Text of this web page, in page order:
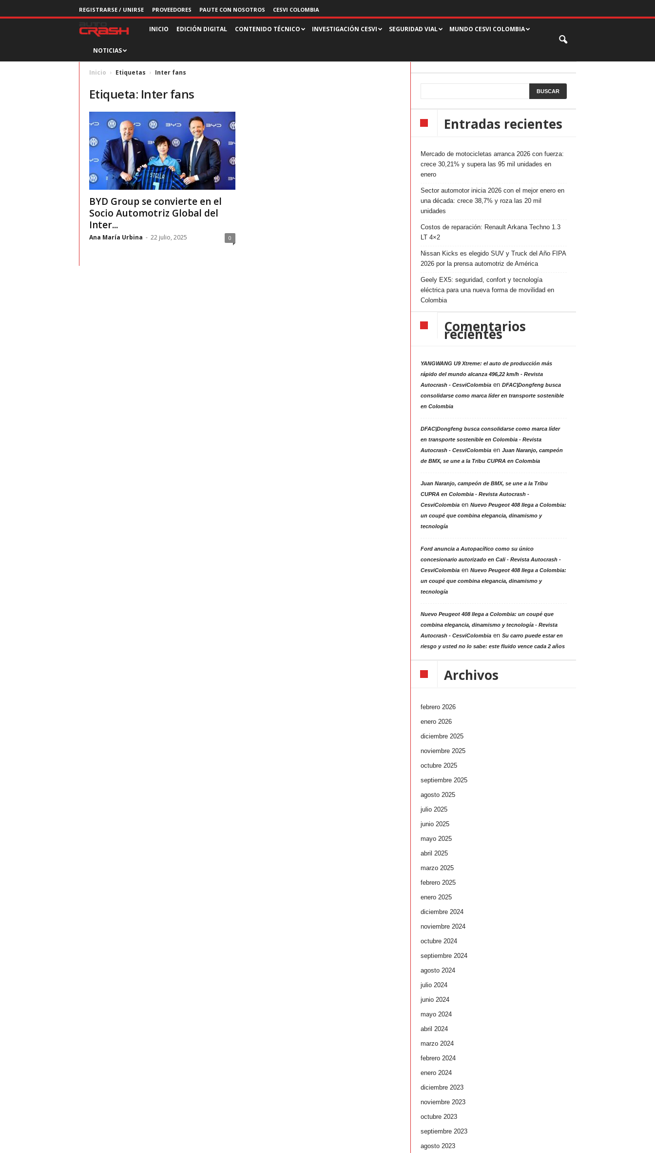
REGISTRARSE / UNIRSE PROVEEDORES PAUTE CON NOSOTROS CESVI COLOMBIA
v
i
a
A
u
INICIO EDICIÓN DIGITAL CONTENIDO TÉCNICO INVESTIGACIÓN CESVI SEGURIDAD VIAL MUNDO CESVI COLOMBIA
NOTICIAS
Inicio Etiquetas Inter fans
Etiqueta: Inter fans
BYD Group se convierte en el
Socio Automotriz Global del
Inter...
Ana María Urbina - 22 julio, 2025 0
Entradas recientes
Mercado de motocicletas arranca 2026 con fuerza:
crece 30,21% y supera las 95 mil unidades en
enero
Sector automotor inicia 2026 con el mejor enero en
una década: crece 38,7% y roza las 20 mil
unidades
Costos de reparación: Renault Arkana Techno 1.3
LT 4×2
Nissan Kicks es elegido SUV y Truck del Año FIPA
2026 por la prensa automotriz de América
Geely EX5: seguridad, confort y tecnología
eléctrica para una nueva forma de movilidad en
Colombia
Comentarios
recientes
YANGWANG U9 Xtreme: el auto de producción más
rápido del mundo alcanza 496,22 km/h - Revista
Autocrash - CesviColombiaen DFAC|Dongfeng busca
consolidarse como marca líder en transporte sostenible
en Colombia
DFAC|Dongfeng busca consolidarse como marca líder
en transporte sostenible en Colombia - Revista
Autocrash - CesviColombiaen Juan Naranjo, campeón
de BMX, se une a la Tribu CUPRA en Colombia
Juan Naranjo, campeón de BMX, se une a la Tribu
CUPRA en Colombia - Revista Autocrash -
CesviColombiaen Nuevo Peugeot 408 llega a Colombia:
un coupé que combina elegancia, dinamismo y
tecnología
Ford anuncia a Autopacífico como su único
concesionario autorizado en Cali - Revista Autocrash -
CesviColombiaen Nuevo Peugeot 408 llega a Colombia:
un coupé que combina elegancia, dinamismo y
tecnología
Nuevo Peugeot 408 llega a Colombia: un coupé que
combina elegancia, dinamismo y tecnología - Revista
Autocrash - CesviColombiaen Su carro puede estar en
riesgo y usted no lo sabe: este fluido vence cada 2 años
Archivos
febrero 2026
enero 2026
diciembre 2025
noviembre 2025
octubre 2025
septiembre 2025
agosto 2025
julio 2025
junio 2025
mayo 2025
abril 2025
marzo 2025
febrero 2025
enero 2025
diciembre 2024
noviembre 2024
octubre 2024
septiembre 2024
agosto 2024
julio 2024
junio 2024
mayo 2024
abril 2024
marzo 2024
febrero 2024
enero 2024
diciembre 2023
noviembre 2023
octubre 2023
septiembre 2023
agosto 2023